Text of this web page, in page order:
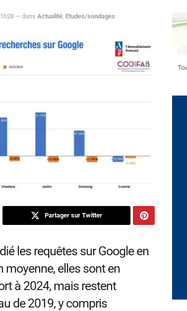
— dans Actualité Etudes/sondages
Partager sur Twitter
les requêtes sur Google en
moyenne, elles sont en
à 2024, mais restent
de 2019, y compris